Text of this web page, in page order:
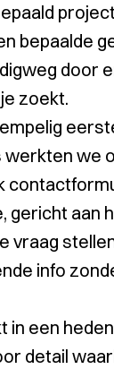
bepaalde
door
zoekt.
werkten we
gericht aan
vraag
info
in een
detail